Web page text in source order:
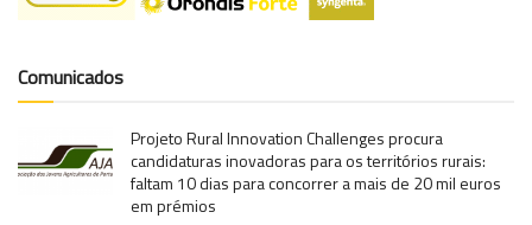
Comunicados
Projeto Rural Innovation Challenges procura
candidaturas inovadoras para os territórios rurais:
faltam 10 dias para concorrer a mais de 20 mil euros
em prémios